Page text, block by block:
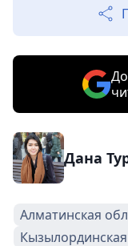
Дана
Алматинская